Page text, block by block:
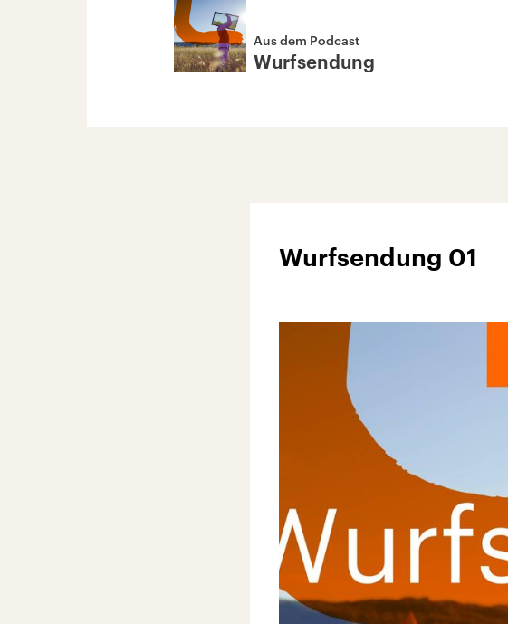
Aus dem Podcast
Wurfsendung
Wurfsendung 01